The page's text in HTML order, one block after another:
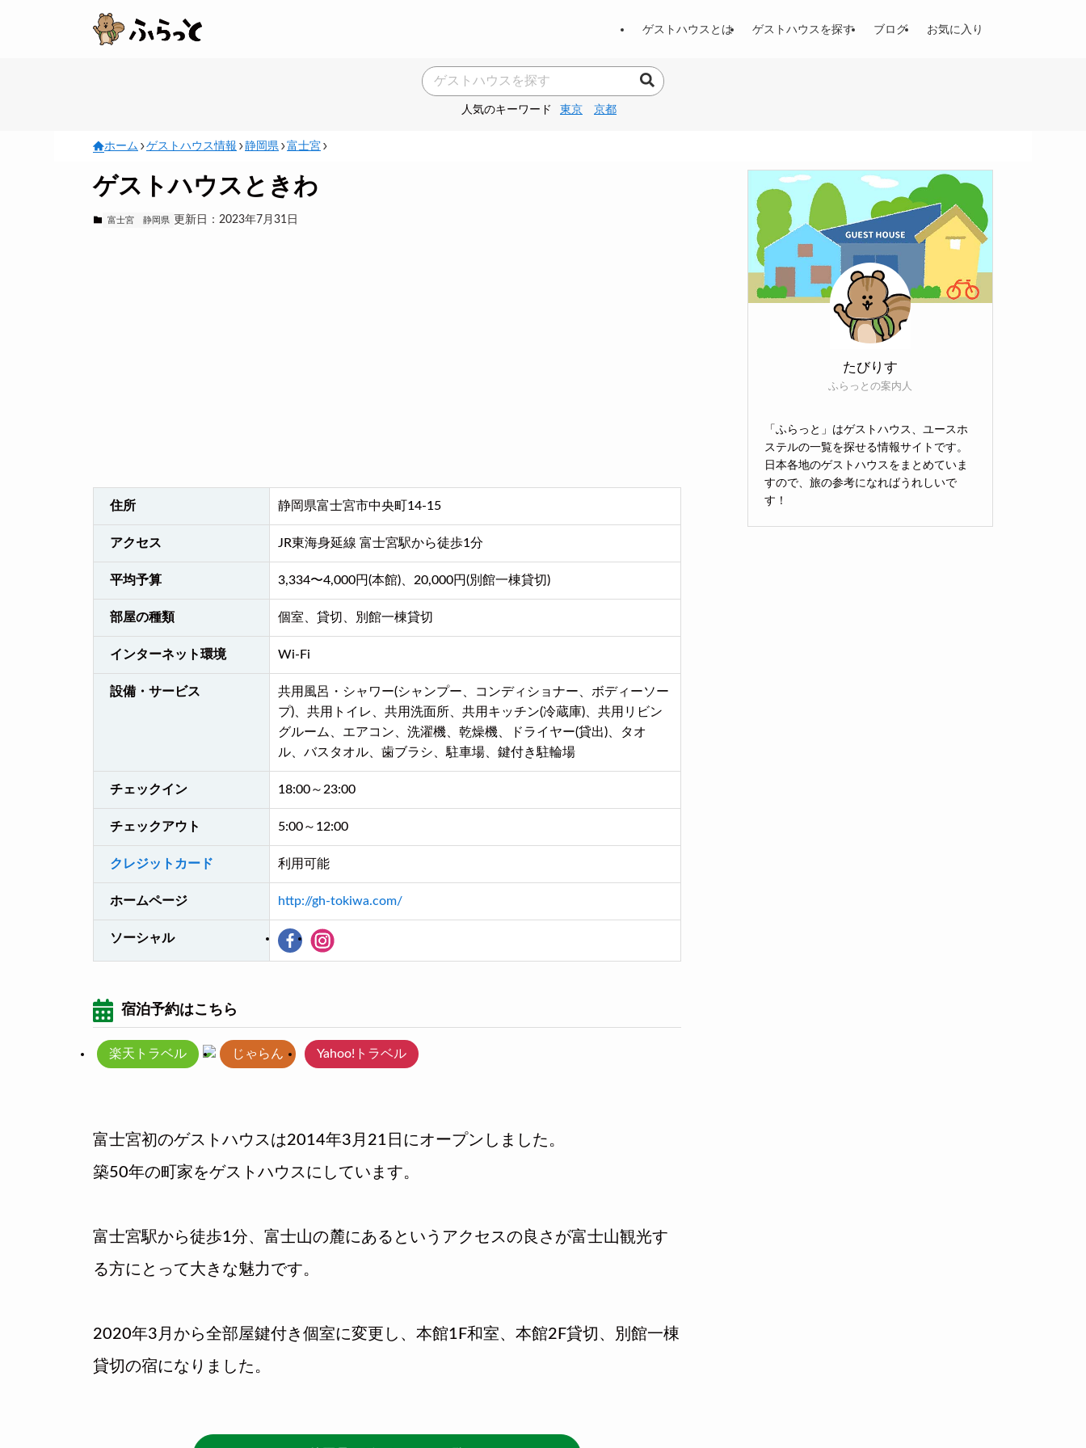
ゲストハウスとは ゲストハウスを探す ブログ お気に入り
人気のキーワード 東京 京都
ホーム ゲストハウス情報 静岡県 富士宮
ゲストハウスときわ
富士宮 静岡県 更新日：2023年7月31日
住所 静岡県富士宮市中央町14-15
アクセス JR東海身延線 富士宮駅から徒歩1分
平均予算 3,334〜4,000円(本館)、20,000円(別館一棟貸切)
部屋の種類 個室、貸切、別館一棟貸切
インターネット環境 Wi-Fi
設備・サービス
共用風呂・シャワー(シャンプー、コンディショナー、ボディーソー
プ)、共用トイレ、共用洗面所、共用キッチン(冷蔵庫)、共用リビン
グルーム、エアコン、洗濯機、乾燥機、ドライヤー(貸出)、タオ
ル、バスタオル、歯ブラシ、駐車場、鍵付き駐輪場
チェックイン 18:00～23:00
チェックアウト 5:00～12:00
クレジットカード 利用可能
ホームページ http://gh-tokiwa.com/
ソーシャル
宿泊予約はこちら
楽天トラベル じゃらん Yahoo!トラベル
富士宮初のゲストハウスは2014年3月21日にオープンしました。
築50年の町家をゲストハウスにしています。
富士宮駅から徒歩1分、富士山の麓にあるというアクセスの良さが富士山観光す
る方にとって大きな魅力です。
2020年3月から全部屋鍵付き個室に変更し、本館1F和室、本館2F貸切、別館一棟
貸切の宿になりました。
たびりす
ふらっとの案内人
「ふらっと」はゲストハウス、ユースホ
ステルの一覧を探せる情報サイトです。
日本各地のゲストハウスをまとめていま
すので、旅の参考になればうれしいで
す！